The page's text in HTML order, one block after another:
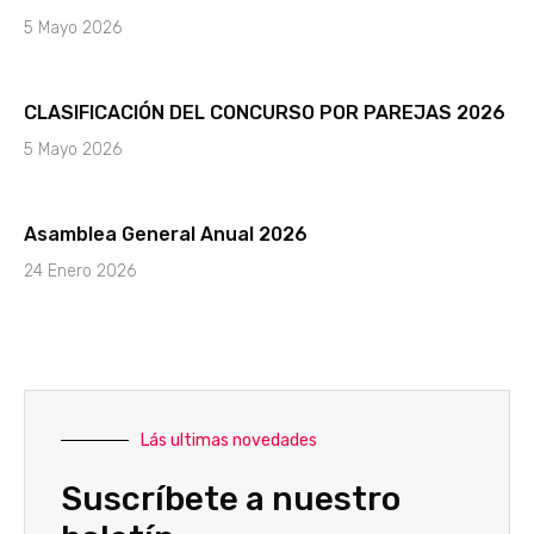
5 Mayo 2026
CLASIFICACIÓN DEL CONCURSO POR PAREJAS 2026
5 Mayo 2026
Asamblea General Anual 2026
24 Enero 2026
Lás ultimas novedades
Suscríbete a nuestro